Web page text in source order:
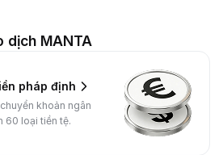
dịch MANTA
pháp định
khoản ngân
60 loại tiền tệ.